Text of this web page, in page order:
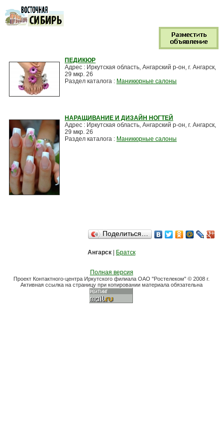
ПЕДИКЮР
Адрес : Иркутская область, Ангарский р-он, г. Ангарск,
29 мкр. 26
Раздел каталога : Маникюрные салоны
НАРАЩИВАНИЕ И ДИЗАЙН НОГТЕЙ
Адрес : Иркутская область, Ангарский р-он, г. Ангарск,
29 мкр. 26
Раздел каталога : Маникюрные салоны
Поделиться…
Ангарск Братск
Полная версия
Проект Контактного-центра Иркутского филиала ОАО "Ростелеком" © 2008 г.
Активная ссылка на страницу при копировании материала обязательна